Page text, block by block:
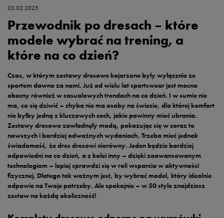
03.02.2025
Przewodnik po dresach – które
modele wybrać na trening, a
które na co dzień?
Czas, w którym zestawy dresowe kojarzone były wyłącznie ze
sportem dawno za nami. Już od wielu lat sportswear jest mocno
obecny również w casualowych trendach na co dzień. I w sumie nie
ma, co się dziwić – chyba nie ma osoby na świecie, dla której komfort
nie byłby jedną z kluczowych cech, jakie powinny mieć ubrania.
Zestawy dresowe zawładnęły modą, pokazując się w coraz to
nowszych i bardziej odważnych wydaniach. Trzeba mieć jednak
świadomość, że dres dresowi nierówny. Jeden będzie bardziej
odpowiedni na co dzień, a z kolei inny – dzięki zaawansowanym
technologiom – lepiej sprawdzi się w roli wsparcia w aktywności
fizycznej. Dlatego tak ważnym jest, by wybrać model, który idealnie
odpowie na Twoje potrzeby. Ale spokojnie – w 50 style znajdziesz
zestaw na każdą okoliczność!